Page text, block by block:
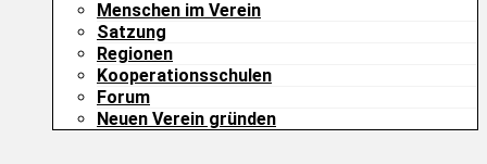
Menschen im Verein
Satzung
Regionen
Kooperationsschulen
Forum
Neuen Verein gründen